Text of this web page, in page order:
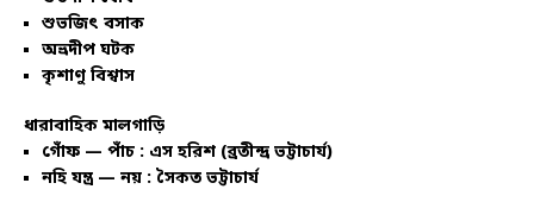
শুভজিৎ বসাক
অভ্রদীপ ঘটক
কৃশাণু বিশ্বাস
ধারাবাহিক মালগাড়ি
গোঁফ — পাঁচ : এস হরিশ (ব্রতীন্দ্র ভট্টাচার্য)
নহি যন্ত্র — নয় : সৈকত ভট্টাচার্য